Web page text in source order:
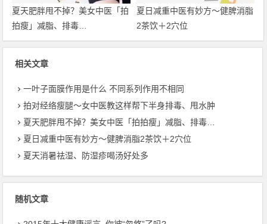
夏天肥胖甩不掉？美女中医「拍
拍瘦」减脂、排毒…
夏日减重中医有妙方〜健脾消脂
2茶饮＋2穴位
相关文章
一叶子面膜作用是什么 不同系列作用不相同
拍对经络瘦腿〜女中医教这样帮下半身排毒、甩水肿
夏天肥胖甩不掉？美女中医「拍拍瘦」减脂、排毒…
夏日减重中医有妙方〜健脾消脂2茶饮＋2穴位
夏天消暑祛湿、防湿疹喝汤好处多
随机文章